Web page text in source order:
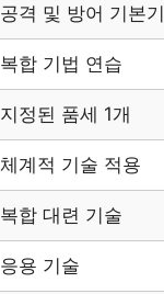
공격 및 방어 기본기
복합 기법 연습
지정된 품세 1개
체계적 기술 적용
복합 대련 기술
응용 기술